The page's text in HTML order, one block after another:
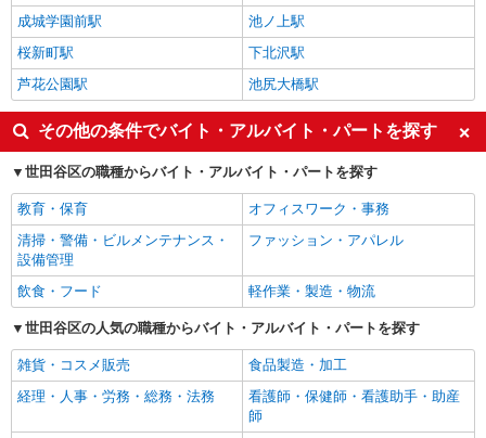
成城学園前駅
池ノ上駅
桜新町駅
下北沢駅
芦花公園駅
池尻大橋駅
その他の条件でバイト・アルバイト・パートを探す
世田谷区の職種からバイト・アルバイト・パートを探す
教育・保育
オフィスワーク・事務
清掃・警備・ビルメンテナンス・
設備管理
ファッション・アパレル
飲食・フード 軽作業・製造・物流
世田谷区の人気の職種からバイト・アルバイト・パートを探す
雑貨・コスメ販売
食品製造・加工
経理・人事・労務・総務・法務
看護師・保健師・看護助手・助産
師